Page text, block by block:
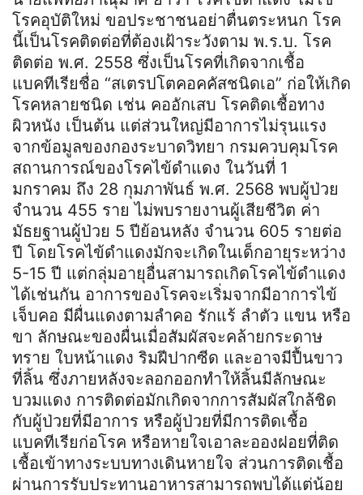
โรคอุบัติใหม่ ขอประชาชนอย่าตื่นตระหนก โรค
นี้เป็นโรคติดต่อที่ต้องเฝ้าระวังตาม พ.ร.บ. โรค
ติดต่อ พ.ศ. 2558 ซึ่งเป็นโรคที่เกิดจากเชื้อ
แบคทีเรียชื่อ “สเตรปโตคอคคัสชนิดเอ” ก่อให้เกิด
โรคหลายชนิด เช่น คออักเสบ โรคติดเชื้อทาง
ผิวหนัง เป็นต้น แต่ส่วนใหญ่มีอาการไม่รุนแรง
จากข้อมูลของกองระบาดวิทยา กรมควบคุมโรค
สถานการณ์ของโรคไข้ดำแดง ในวันที่ 1
มกราคม ถึง 28 กุมภาพันธ์ พ.ศ. 2568 พบผู้ป่วย
จำนวน 455 ราย ไม่พบรายงานผู้เสียชีวิต ค่า
มัธยฐานผู้ป่วย 5 ปีย้อนหลัง จำนวน 605 รายต่อ
ปี โดยโรคไข้ดำแดงมักจะเกิดในเด็กอายุระหว่าง
5-15 ปี แต่กลุ่มอายุอื่นสามารถเกิดโรคไข้ดำแดง
ได้เช่นกัน อาการของโรคจะเริ่มจากมีอาการไข้
เจ็บคอ มีผื่นแดงตามลำคอ รักแร้ ลำตัว แขน หรือ
ขา ลักษณะของผื่นเมื่อสัมผัสจะคล้ายกระดาษ
ทราย ใบหน้าแดง ริมฝีปากซีด และอาจมีปื้นขาว
ที่ลิ้น ซึ่งภายหลังจะลอกออกทำให้ลิ้นมีลักษณะ
บวมแดง การติดต่อมักเกิดจากการสัมผัสใกล้ชิด
กับผู้ป่วยที่มีอาการ หรือผู้ป่วยที่มีการติดเชื้อ
แบคทีเรียก่อโรค หรือหายใจเอาละอองฝอยที่ติด
เชื้อเข้าทางระบบทางเดินหายใจ ส่วนการติดเชื้อ
ผ่านการรับประทานอาหารสามารถพบได้แต่น้อย